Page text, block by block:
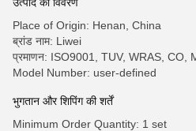
Place of Origin: Henan, China
ब्रांड नाम: Liwei
प्रमाणन: ISO9001, TUV, WRAS, CO,
Model Number: user-defined
भुगतान और शिपिंग की शर्तें
Minimum Order Quantity: 1 set